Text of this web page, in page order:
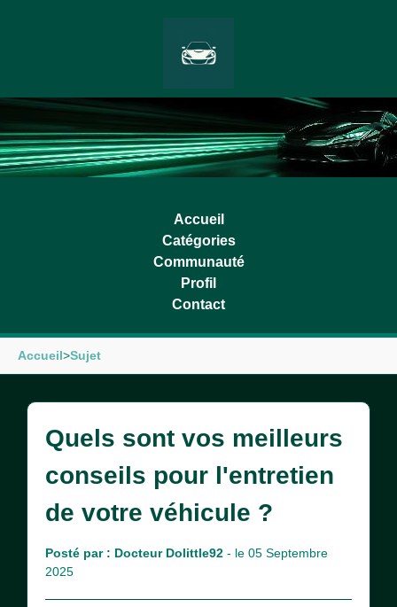
Accueil
Catégories
Communauté
Profil
Contact
Accueil>Sujet
Quels sont vos meilleurs
conseils pour l'entretien
de votre véhicule ?
Posté par : Docteur Dolittle92 - le 05 Septembre
2025